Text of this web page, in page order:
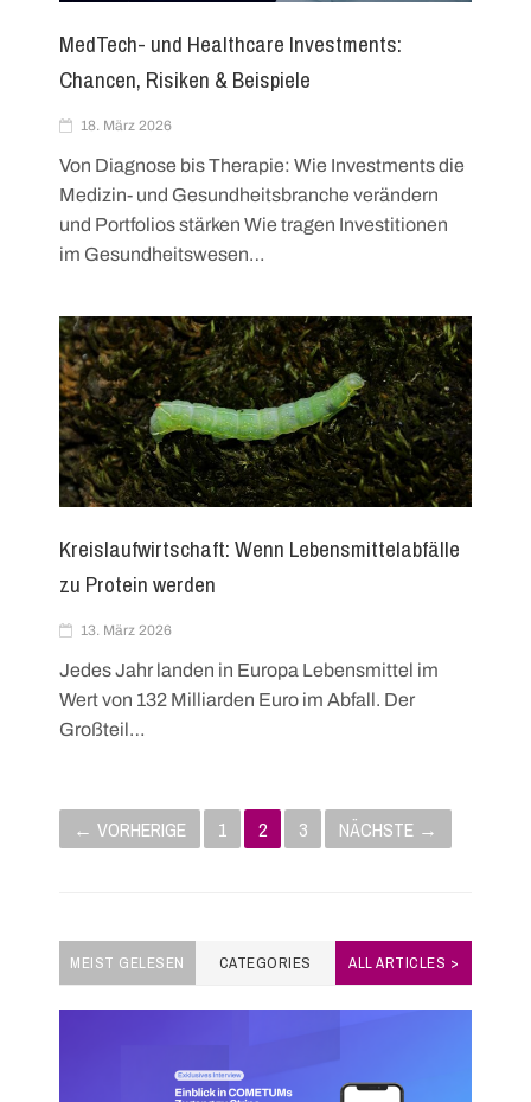
MedTech- und Healthcare Investments:
Chancen, Risiken & Beispiele
18. März 2026
Von Diagnose bis Therapie: Wie Investments die
Medizin- und Gesundheitsbranche verändern
und Portfolios stärken Wie tragen Investitionen
im Gesundheitswesen…
Kreislaufwirtschaft: Wenn Lebensmittelabfälle
zu Protein werden
13. März 2026
Jedes Jahr landen in Europa Lebensmittel im
Wert von 132 Milliarden Euro im Abfall. Der
Großteil…
P
t
← VORHERIGE 1 2 3 NÄCHSTE →
MEIST GELESEN CATEGORIES ALL ARTICLES >